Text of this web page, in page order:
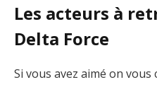
Les acteurs à
Delta Force
Si vous avez aimé on vous